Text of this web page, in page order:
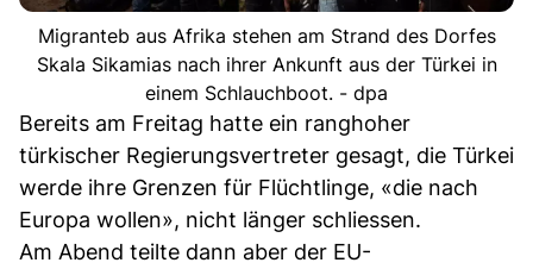
Migranteb aus Afrika stehen am Strand des Dorfes
Skala Sikamias nach ihrer Ankunft aus der Türkei in
einem Schlauchboot. - dpa
Bereits am Freitag hatte ein ranghoher
türkischer Regierungsvertreter gesagt, die Türkei
werde ihre Grenzen für Flüchtlinge, «die nach
Europa wollen», nicht länger schliessen.
Am Abend teilte dann aber der EU-